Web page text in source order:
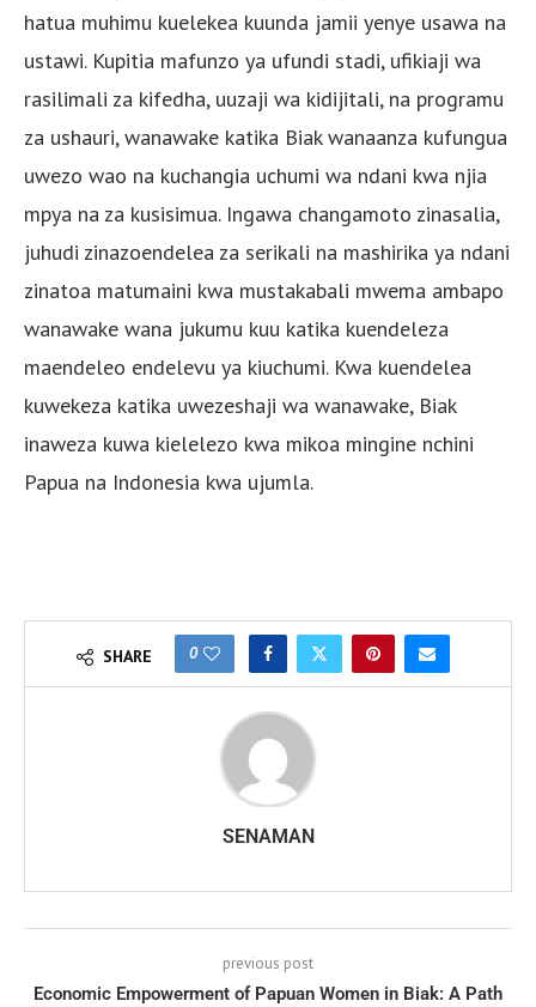
hatua muhimu kuelekea kuunda jamii yenye usawa na
ustawi. Kupitia mafunzo ya ufundi stadi, ufikiaji wa
rasilimali za kifedha, uuzaji wa kidijitali, na programu
za ushauri, wanawake katika Biak wanaanza kufungua
uwezo wao na kuchangia uchumi wa ndani kwa njia
mpya na za kusisimua. Ingawa changamoto zinasalia,
juhudi zinazoendelea za serikali na mashirika ya ndani
zinatoa matumaini kwa mustakabali mwema ambapo
wanawake wana jukumu kuu katika kuendeleza
maendeleo endelevu ya kiuchumi. Kwa kuendelea
kuwekeza katika uwezeshaji wa wanawake, Biak
inaweza kuwa kielelezo kwa mikoa mingine nchini
Papua na Indonesia kwa ujumla.
SHARE 0
SENAMAN
previous post
Economic Empowerment of Papuan Women in Biak: A Path